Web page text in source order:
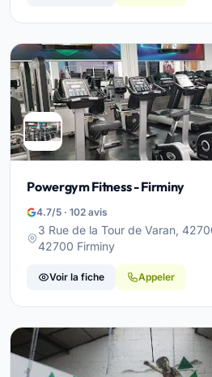
Powergym Fitness - Firminy
4.7/5 · 102 avis
3 Rue de la Tour de Varan,
42700 Firminy
Voir la fiche Appeler